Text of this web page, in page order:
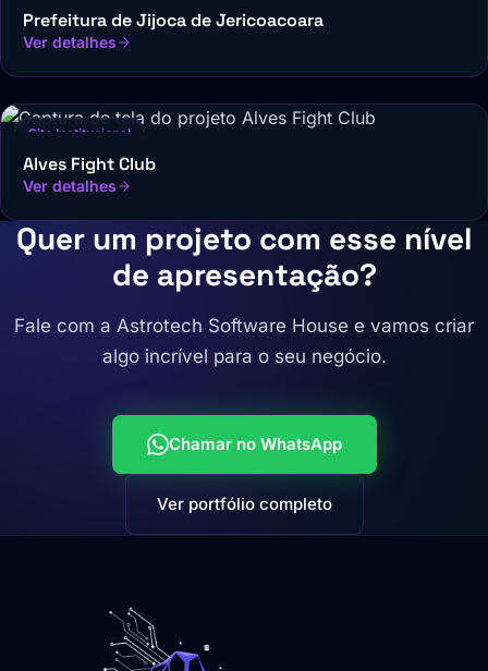
Prefeitura de Jijoca de Jericoacoara
Ver detalhes
Site Institucional
Alves Fight Club
Ver detalhes
Quer um projeto com esse nível
de apresentação?
Fale com a Astrotech Software House e vamos criar
algo incrível para o seu negócio.
Chamar no WhatsApp
Ver portfólio completo